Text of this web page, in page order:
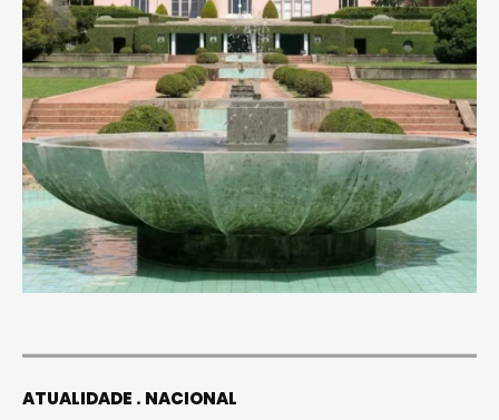
ATUALIDADE NACIONAL